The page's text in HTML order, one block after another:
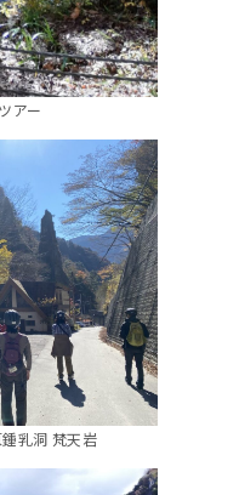
アー
乳洞 梵天岩